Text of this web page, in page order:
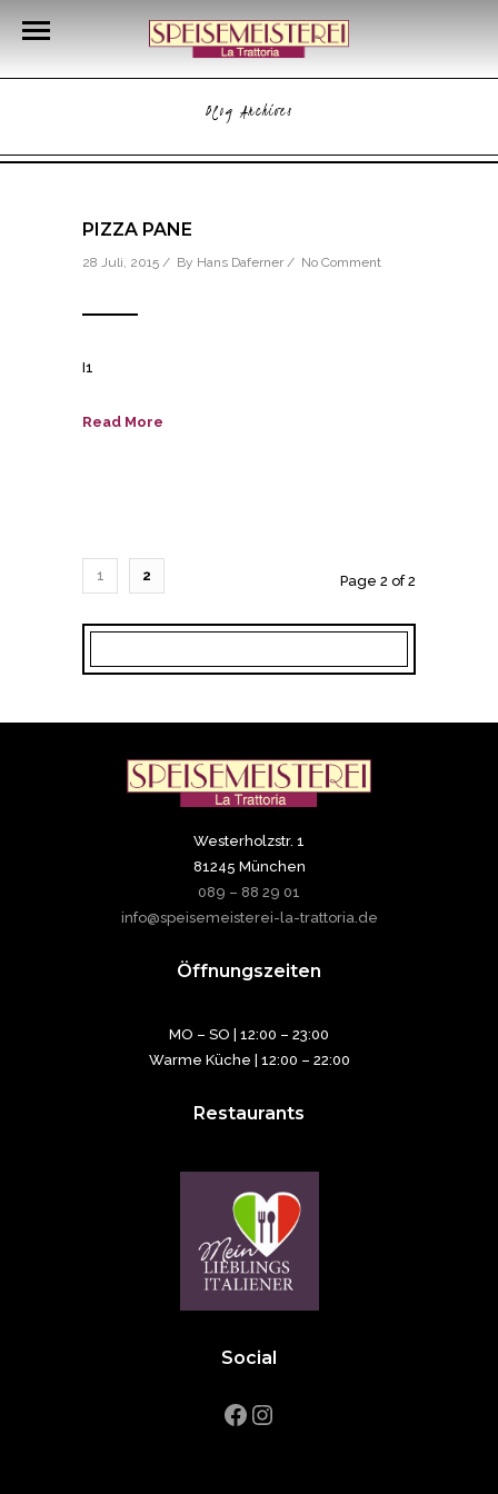
Blog Archives
PIZZA PANE
28 Juli, 2015 / By Hans Daferner / No Comment
I1
Read More
1 2 Page 2 of 2
Westerholzstr. 1
81245 München
089 – 88 29 01
info@speisemeisterei-la-trattoria.de
Öffnungszeiten
MO – SO | 12:00 – 23:00
Warme Küche | 12:00 – 22:00
Restaurants
Social
Facebook
Instagram